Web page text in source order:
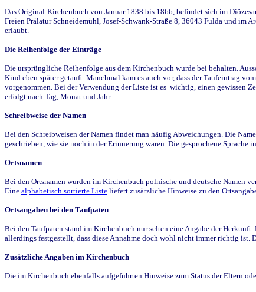
Das Original-Kirchenbuch von Januar 1838 bis 1866, befindet sich im
Freien Prälatur Schneidemühl, Josef-Schwank-Straße 8, 36043 Fulda und im
erlaubt.
Die Reihenfolge der Einträge
Die ursprüngliche Reihenfolge aus dem Kirchenbuch wurde bei behalten.
Kind eben später getauft. Manchmal kam es auch vor, dass der Taufeintrag
vorgenommen. Bei der Verwendung der Liste ist es wichtig, einen gewissen
erfolgt nach Tag, Monat und Jahr.
Schreibweise der Namen
Bei den Schreibweisen der Namen findet man häufig Abweichungen. Die
geschrieben, wie sie noch in der Erinnerung waren. Die gesprochene
Ortsnamen
Bei den Ortsnamen wurden im Kirchenbuch polnische und deutsche Namen
Eine alphabetisch sortierte Liste liefert zusätzliche Hinweise zu den
Ortsangaben bei den Taufpaten
Bei den Taufpaten stand im Kirchenbuch nur selten eine Angabe der
allerdings festgestellt, dass diese Annahme doch wohl nicht immer richtig ist.
Zusätzliche Angaben im Kirchenbuch
Die im Kirchenbuch ebenfalls aufgeführten Hinweise zum Status der Eltern